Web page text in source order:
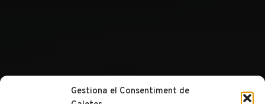
Gestiona el Consentiment de